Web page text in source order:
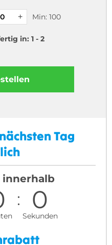
Min: 100
in: 1 - 2
Tag
0
Sekunden